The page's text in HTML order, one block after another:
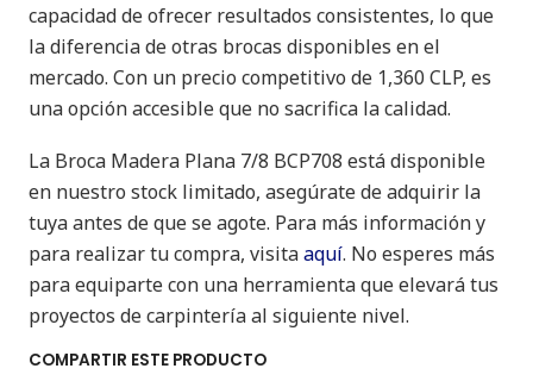
capacidad de ofrecer resultados consistentes, lo que
la diferencia de otras brocas disponibles en el
mercado. Con un precio competitivo de 1,360 CLP, es
una opción accesible que no sacrifica la calidad.
La Broca Madera Plana 7/8 BCP708 está disponible
en nuestro stock limitado, asegúrate de adquirir la
tuya antes de que se agote. Para más información y
para realizar tu compra, visitaaquí. No esperes más
para equiparte con una herramienta que elevará tus
proyectos de carpintería al siguiente nivel.
COMPARTIR ESTE PRODUCTO